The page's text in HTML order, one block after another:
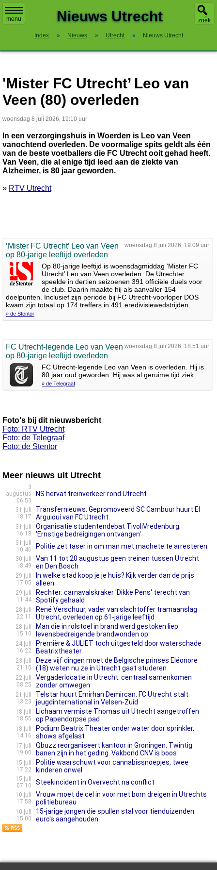
menu zoek
Nieuws Utrecht
Index » Nieuws » Utrecht » Nieuws Utrecht
'Mister FC Utrecht’ Leo van
Veen (80) overleden
woensdag 8 juli 2026, 19:10 uur
In een verzorgingshuis in Woerden is Leo van Veen
vanochtend overleden. De voormalige spits geldt als één
van de beste voetballers die FC Utrecht ooit gehad heeft.
Van Veen, die al enige tijd leed aan de ziekte van
Alzheimer, is 80 jaar geworden.
» RTV Utrecht
woensdag 8 juli 2026, 19:09 uur
‘Mister FC Utrecht’ Leo van Veen
op 80-jarige leeftijd overleden
Op 80-jarige leeftijd is woensdagmiddag ‘Mister FC
Utrecht’ Leo van Veen overleden. De Utrechter
speelde in dertien seizoenen 391 officiële duels voor
de club. Daarin maakte hij als aanvaller 154
doelpunten. Inclusief zijn periode bij FC Utrecht-voorloper DOS
kwam zijn totaal op 174 treffers in 491 eredivisiewedstrijden.
» de Stentor
woensdag 8 juli 2026, 18:51 uur
FC Utrecht-legende Leo van Veen
op 80-jarige leeftijd overleden
FC Utrecht-legende Leo van Veen is overleden. Hij is
80 jaar oud geworden. Hij was al geruime tijd ziek.
» de Telegraaf
Foto's bij dit nieuwsbericht
Foto: RTV Utrecht
Foto: de Telegraaf
Foto: de Stentor
Meer nieuws uit Utrecht
3
augustus
06:53
NS hervat treinverkeer rond Utrecht
31 juli
18:17
Transfernieuws: Gepromoveerd SC Cambuur huurt El
Arguioui van FC Utrecht
31 juli
16:18
Organisatie studentendebat TivoliVredenburg:
'Ernstige bedreigingen ontvangen'
31 juli
10:46
Politie zet taser in om man met machete te arresteren
30 juli
18:49
Van 11 tot 20 augustus geen treinen tussen Utrecht
en Den Bosch
29 juli
17:05
In welke stad koop je je huis? Kijk verder dan de prijs
alleen
29 juli
11:44
Rechter: carnavalskraker 'Dikke Pens' terecht van
Spotify gehaald
28 juli
22:11
René Verschuur, vader van slachtoffer tramaanslag
Utrecht, overleden op 61-jarige leeftijd
28 juli
15:10
Man die in rolstoel in brand werd gestoken liep
levensbedreigende brandwonden op
24 juli
16:22
Première & JULIET toch uitgesteld door waterschade
Beatrixtheater
23 juli
21:15
Deze vijf dingen moet de Belgische prinses Eléonore
(18) weten nu ze in Utrecht gaat studeren
22 juli
08:25
Vergaderlocatie in Utrecht: centraal samenkomen
zonder omwegen
21 juli
13:23
Telstar huurt Emirhan Demircan: FC Utrecht stalt
jeugdinternational in Velsen-Zuid
18 juli
18:55
Lichaam vermiste Thomas uit Utrecht aangetroffen
op Papendorpse pad
18 juli
14:16
Podium Beatrix Theater onder water door sprinkler,
shows afgelast
17 juli
19:00
Qbuzz reorganiseert kantoor in Groningen. Twintig
banen zijn in het geding. Vakbond CNV is boos
15 juli
17:22
Politie waarschuwt voor cannabissnoepjes, twee
kinderen onwel
15 juli
07:10
Steekincident in Overvecht na conflict
10 juli
17:58
Vrouw moet de cel in voor met bom dreigen in Utrechts
politiebureau
10 juli
15:00
15-jarige jongen die spullen stal voor tienduizenden
euro's aangehouden